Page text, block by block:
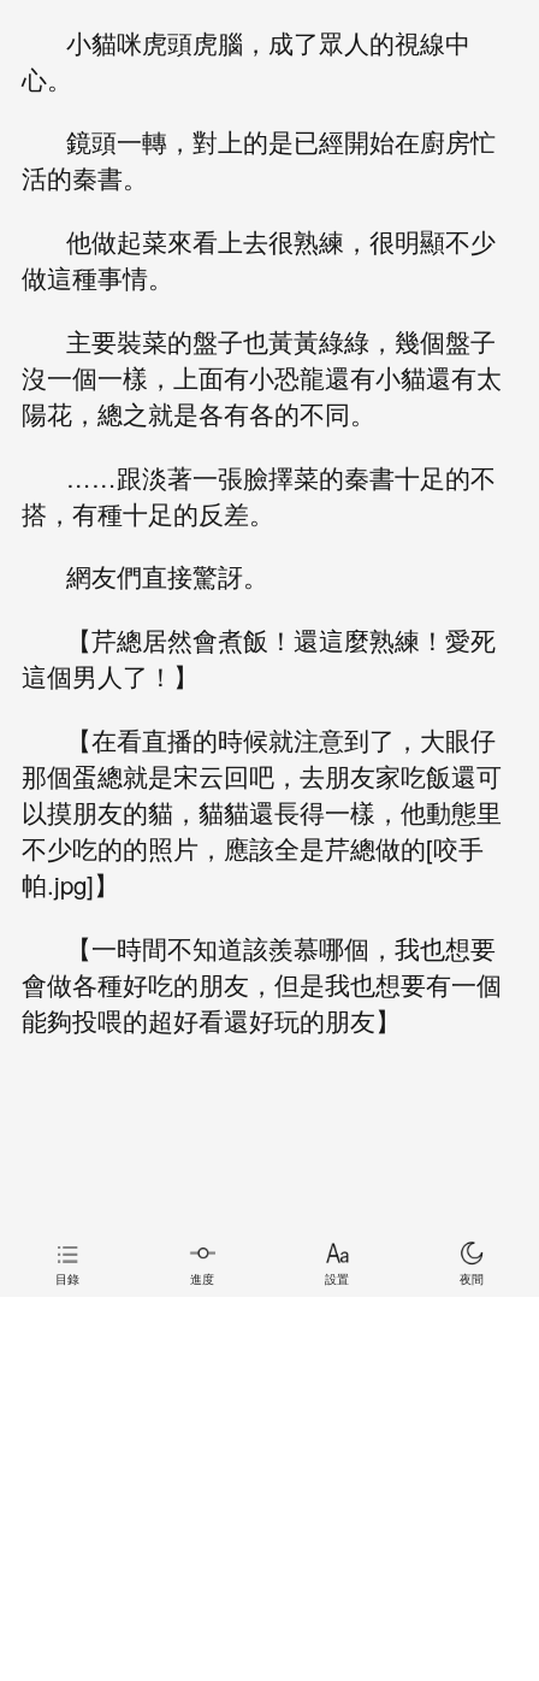
小貓咪虎頭虎腦，成了眾人的視線中
心。
鏡頭一轉，對上的是已經開始在廚房忙
活的秦書。
他做起菜來看上去很熟練，很明顯不少
做這種事情。
主要裝菜的盤子也黃黃綠綠，幾個盤子
沒一個一樣，上面有小恐龍還有小貓還有太
陽花，總之就是各有各的不同。
……跟淡著一張臉擇菜的秦書十足的不
搭，有種十足的反差。
網友們直接驚訝。
【芹總居然會煮飯！還這麼熟練！愛死
這個男人了！】
【在看直播的時候就注意到了，大眼仔
那個蛋總就是宋云回吧，去朋友家吃飯還可
以摸朋友的貓，貓貓還長得一樣，他動態里
不少吃的的照片，應該全是芹總做的[咬手
帕.jpg]】
【一時間不知道該羨慕哪個，我也想要
會做各種好吃的朋友，但是我也想要有一個
能夠投喂的超好看還好玩的朋友】
目錄 進度 設置 夜間